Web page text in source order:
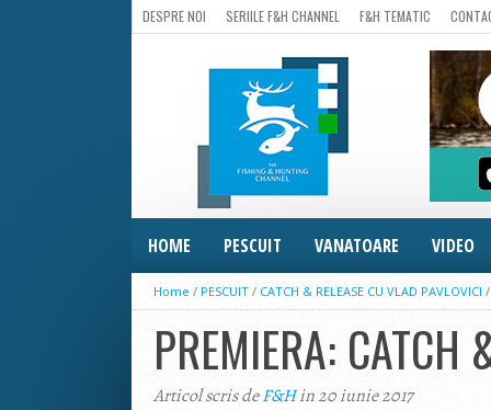
DESPRE NOI SERIILE F&H CHANNEL F&H TEMATIC
HOME PESCUIT VANATOARE VIDEO
Home / PESCUIT / CATCH & RELEASE CU VLAD PAVLOVICI
PREMIERA:
Articol scris deF&Hin 20 iunie 2017